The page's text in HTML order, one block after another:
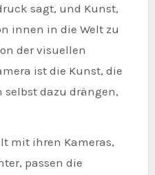
sagt, und Kunst,
innen in die Welt zu
der visuellen
ist die Kunst, die
selbst dazu drängen,
mit ihren Kameras,
passen die